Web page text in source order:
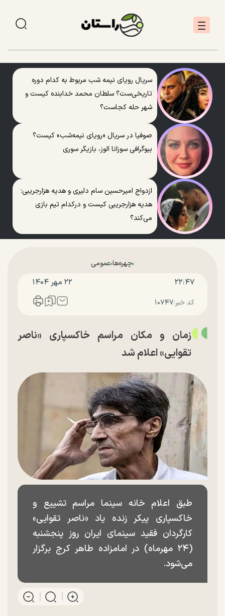
سریال رویای نیمه شب مربوط به کدام دوره
تاریخی‌ست؟ سلطان محمد خدابنده کیست و
شهر حله کجاست؟
صوفیا در سریال «رویای نیمه‌شب» کیست؟
بیوگرافی سوزانا الوز، بازیگر سوری
ازدواج امیرحسین سام دلیری و هدیه هزارجریبی؛
هدیه هزارجریبی کیست و درکدام تیم بازی
می‌کند؟
چهره‌هاعمومی
۲۲:۴۷ ۲۲ مهر ۱۴۰۴
کد خبر:۱۰۷۴۷
زمان و مکان مراسم خاکسپاری «ناصر
تقوایی» اعلام شد
طبق اعلام خانه سینما مراسم تشییع و
خاکسپاری پیکر زنده یاد «ناصر تقوایی»
کارگردان فقید سینمای ایران روز پنجشنبه
(۲۴ مهرماه) در امامزاده طاهر کرج برگزار
می‌شود.